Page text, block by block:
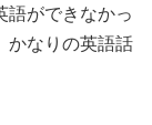
語ができなかっ
かなりの英語話